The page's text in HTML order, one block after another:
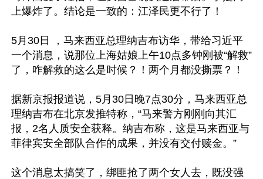
上爆炸了。结论是一致的：江泽民更不行了！
5月30日 ，马来西亚总理纳吉布访华，带给习近平
一个消息，说那位上海姑娘上午10点多钟刚被“解救”
了，咋解救的这么是时候？！两个月都没撕票？！
据新京报报道说，5月30日晚7点30分，马来西亚总
理纳吉布在北京发推特称，“马来警方刚刚向其汇
报，2名人质安全获释。纳吉布称，这是马来西亚与
菲律宾安全部队合作的成果，并没有交付赎金。”
这个消息太搞笑了，绑匪抢了两个女人去，既没强